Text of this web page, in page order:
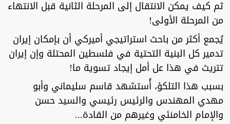
ثم كيف يمكن الانتقال إلى المرحلة الثانية قبل الانتهاء
من المرحلة الأولى!
يُجمع أكثر من باحث استراتيجي أميركي أن بإمكان إيران
تدمير كل البنية التحتية في فلسطين المحتلة وإن إيران
تتريث في هذا عل أمل إيجاد تسوية ما!
بسبب هذا التلكؤ، أُستشهد قاسم سليماني وأبو
مهدي المهندس والرئيس رئيسي والسيد حسن
والإمام الخامنئي وغيرهم من القادة...